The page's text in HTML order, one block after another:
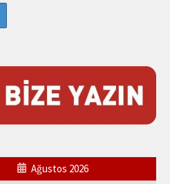
Ağustos 2026